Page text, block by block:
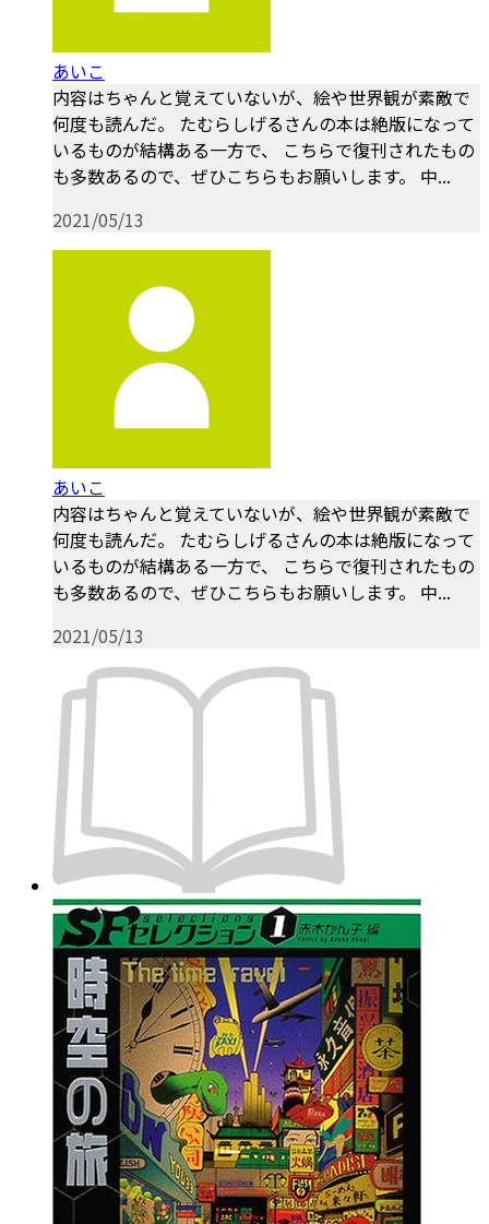
あいこ
内容はちゃんと覚えていないが、絵や世界観が素敵で
何度も読んだ。 たむらしげるさんの本は絶版になって
いるものが結構ある一方で、 こちらで復刊されたもの
も多数あるので、ぜひこちらもお願いします。 中...
2021/05/13
あいこ
内容はちゃんと覚えていないが、絵や世界観が素敵で
何度も読んだ。 たむらしげるさんの本は絶版になって
いるものが結構ある一方で、 こちらで復刊されたもの
も多数あるので、ぜひこちらもお願いします。 中...
2021/05/13